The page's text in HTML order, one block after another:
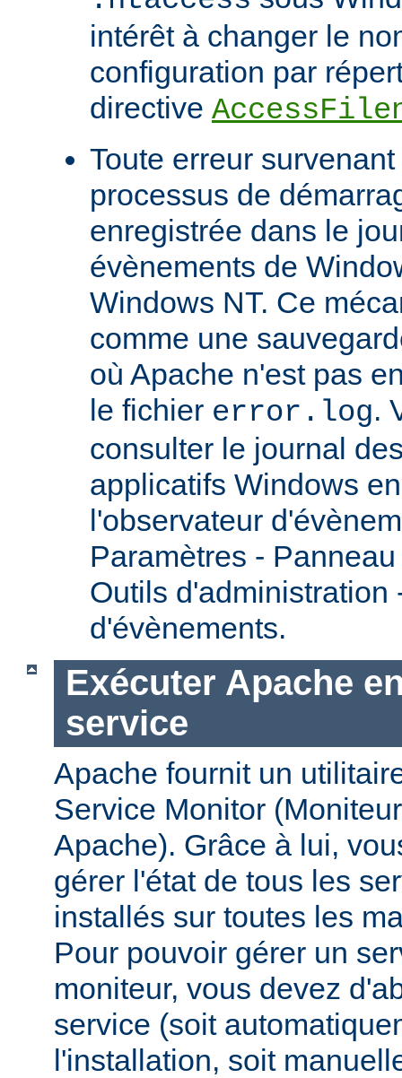
intérêt à changer le
configuration par
directive
Toute erreur
processus de
enregistrée dans le
évènements de
Windows NT. Ce
comme une
où Apache n'est pas
le fichier error.log.
consulter le journal
applicatifs Windows
l'observateur
Paramètres -
Outils d'administration
d'évènements.
Exécuter Apache
service
Apache fournit un
Service Monitor
Apache). Grâce à lui,
gérer l'état de tous les
installés sur toutes les
Pour pouvoir gérer un
moniteur, vous devez
service (soit
l'installation, soit